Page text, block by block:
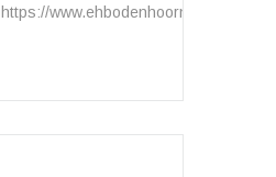
https://www.ehbodenhoorn.nl